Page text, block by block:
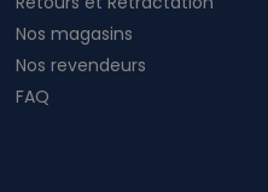
Nos magasins
Nos revendeurs
FAQ